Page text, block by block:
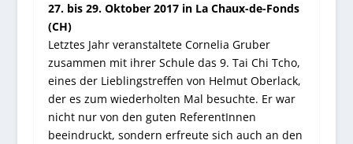
27. bis 29. Oktober 2017 in La Chaux-de-Fonds
(CH)
Letztes Jahr veranstaltete Cornelia Gruber
zusammen mit ihrer Schule das 9. Tai Chi Tcho,
eines der Lieblingstreffen von Helmut Oberlack,
der es zum wiederholten Mal besuchte. Er war
nicht nur von den guten ReferentInnen
beeindruckt, sondern erfreute sich auch an den